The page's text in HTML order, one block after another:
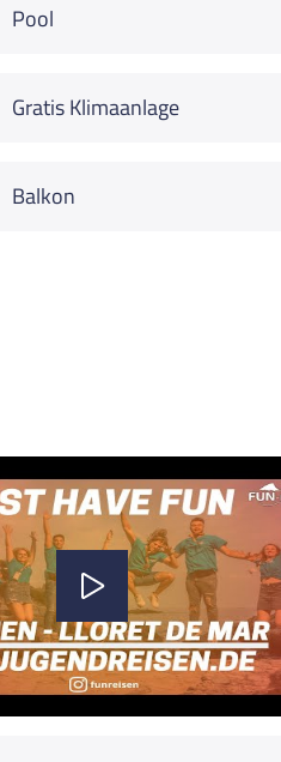
Pool
Gratis Klimaanlage
Balkon